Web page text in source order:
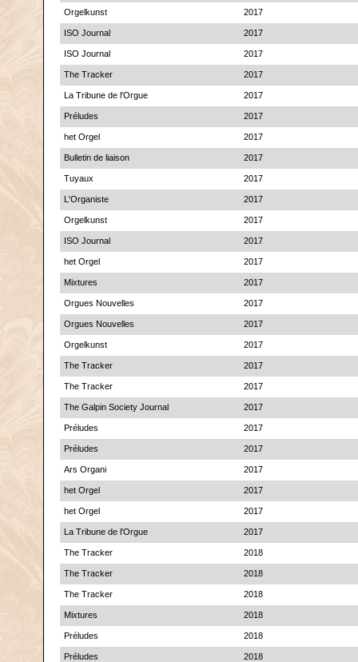
Orgelkunst 2017
ISO Journal 2017
ISO Journal 2017
The Tracker 2017
La Tribune de l'Orgue 2017
Préludes 2017
het Orgel 2017
Bulletin de liaison 2017
Tuyaux 2017
L'Organiste 2017
Orgelkunst 2017
ISO Journal 2017
het Orgel 2017
Mixtures 2017
Orgues Nouvelles 2017
Orgues Nouvelles 2017
Orgelkunst 2017
The Tracker 2017
The Tracker 2017
The Galpin Society Journal 2017
Préludes 2017
Préludes 2017
Ars Organi 2017
het Orgel 2017
het Orgel 2017
La Tribune de l'Orgue 2017
The Tracker 2018
The Tracker 2018
The Tracker 2018
Mixtures 2018
Préludes 2018
Préludes 2018